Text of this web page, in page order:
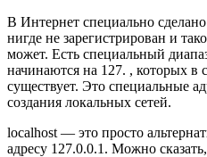
В Интернет специально
нигде не зарегистрирован и
может. Есть специальный
начинаются на 127. , которых в
существует. Это специальные
создания локальных сетей.
localhost — это просто
адресу 127.0.0.1. Можно